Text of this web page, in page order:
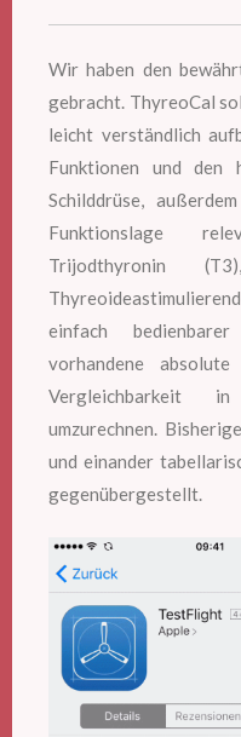
Wir haben den
gebracht. ThyreoCal
leicht verständlich
Funktionen und den
Schilddrüse,
Funktionslage
Trijodthyronin
einfach
vorhandene
Vergleichbarkeit
umzurechnen.
und einander
gegenübergestellt.